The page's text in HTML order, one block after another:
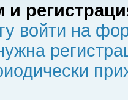
войти на